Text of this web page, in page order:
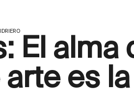
El alma
es la